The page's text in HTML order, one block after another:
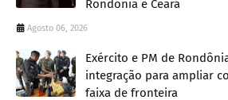
Rondônia e Ceará
Agosto 06, 2026
Exército e PM de
integração para ampliar
faixa de fronteira